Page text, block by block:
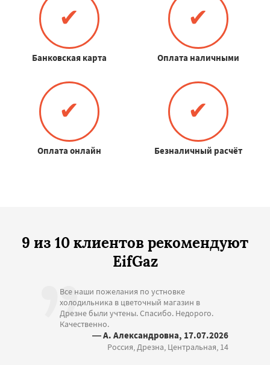
✔
Банковская карта
✔
Оплата наличными
✔
Оплата онлайн
✔
Безналичный расчёт
9 из 10 клиентов рекомендуют
EifGaz
Все наши пожелания по устновке
холодильника в цветочный магазин в
Дрезне были учтены. Спасибо. Недорого.
Качественно.
— А. Александровна, 17.07.2026
Россия, Дрезна, Центральная, 14